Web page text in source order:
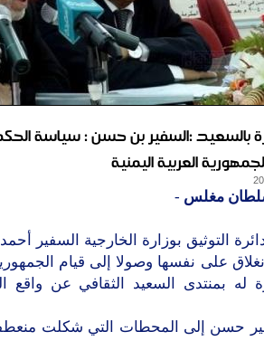
:السفير بن حسن : سياسة الحكم
العربية اليمنية
مغلس -
التوثيق بوزارة الخارجية السفير
على نفسها وصولا إلى قيام
بمنتدى السعيد الثقافي عن واقع
حسن إلى المحطات التي شكلت